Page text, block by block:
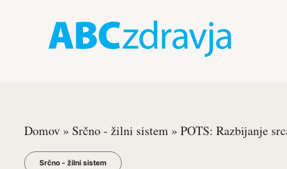
Domov » Srčno - žilni sistem » POTS: Razbijanje
Srčno - žilni sistem